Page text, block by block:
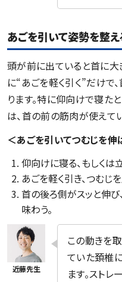
あごを引いて姿勢を整
頭が前に出ていると首に大
に“あごを軽く引く”だけで
ります。特に仰向けで寝た
は、首の前の筋肉が使えて
＜あごを引いてつむじを伸
仰向けに寝る、もしくは
あごを軽く引き、つむじ
首の後ろ側がスッと伸
味わう。
この動きを
ていた頚椎
ます。スト